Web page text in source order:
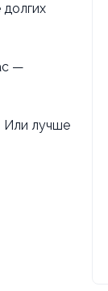
—
Или лучше